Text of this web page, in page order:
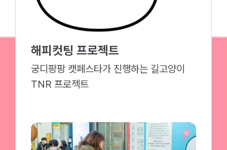
해피컷팅 프로젝트
궁디팡팡 캣페스타가 진행하는 길고양이
TNR 프로젝트